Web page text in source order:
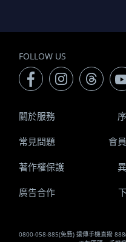
FOLLOW US
0800-058-885(免費) 遠傳手機直撥
關於服務
常見問題 會
著作權保護
廣告合作